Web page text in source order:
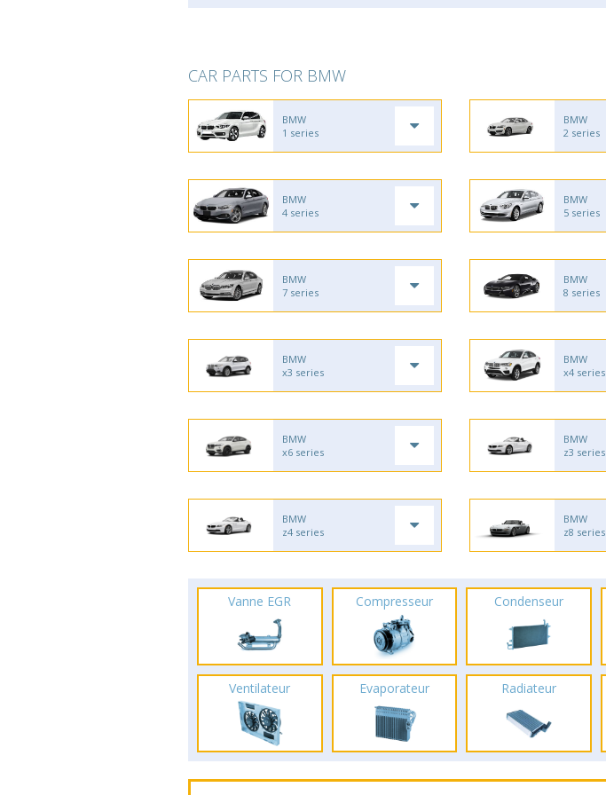
CAR PARTS FOR BMW
BMW
1 series
BMW
2 series
BMW
4 series
BMW
5 series
BMW
7 series
BMW
8 series
BMW
x3 series
BMW
x4 series
BMW
x6 series
BMW
z3 series
BMW
z4 series
BMW
z8 series
Vanne EGR Compresseur Condenseur
Ventilateur Evaporateur Radiateur